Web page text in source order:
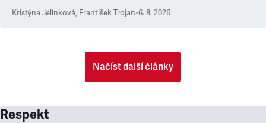
Kristýna Jelínková, František Trojan•6. 8. 2026
Načíst další články
Respekt